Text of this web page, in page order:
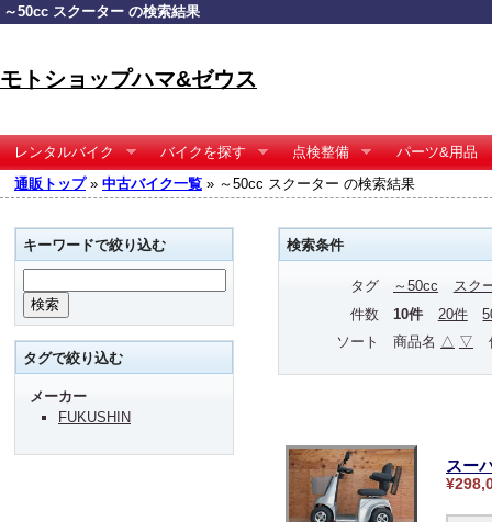
～50cc スクーター の検索結果
モトショップハマ&ゼウス
レンタルバイク バイクを探す 点検整備
パーツ&用品
通販トップ» 中古バイク一覧 » ～50cc スクーター の検索結果
検索条件
タグ ～50cc
スク
件数
10件 20件
ソート
商品名 △ ▽
スー
キーワードで絞り込む
タグで絞り込む
メーカー
FUKUSHIN